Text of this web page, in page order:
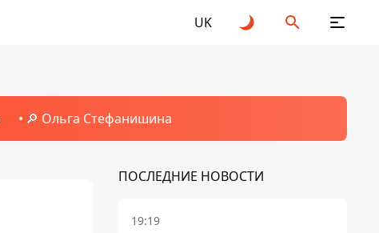
UK
🔎 Ольга Стефанишина
ПОСЛЕДНИЕ НОВОСТИ
19:19